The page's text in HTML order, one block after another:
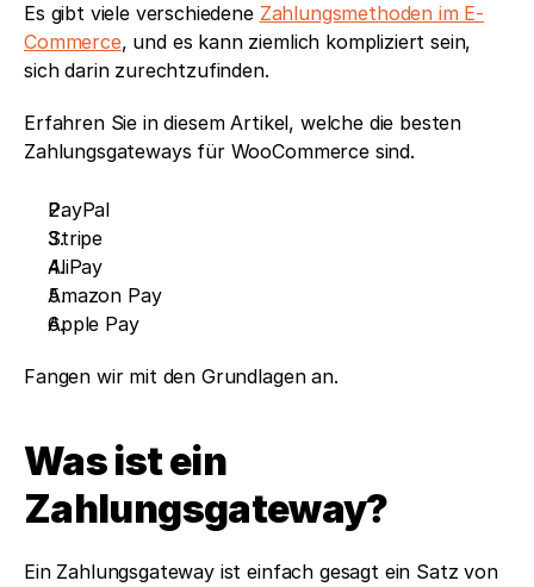
Es gibt viele verschiedene Zahlungsmethoden im E-
Commerce, und es kann ziemlich kompliziert sein,
sich darin zurechtzufinden.
Erfahren Sie in diesem Artikel, welche die besten
Zahlungsgateways für WooCommerce sind.
PayPal
Stripe
AliPay
Amazon Pay
Apple Pay
Fangen wir mit den Grundlagen an.
Was ist ein
Zahlungsgateway?
Ein Zahlungsgateway ist einfach gesagt ein Satz von